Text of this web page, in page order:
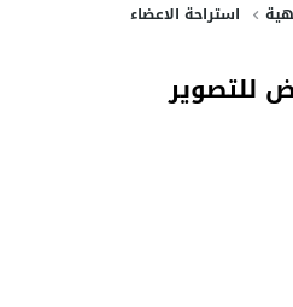
استراحة الاعضاء
للتصوير